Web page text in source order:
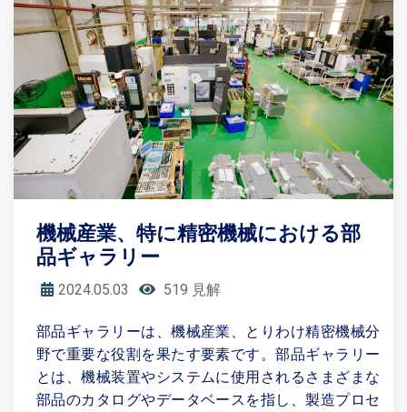
機械産業、特に精密機械における部
品ギャラリー
2024.05.03 519 見解
部品ギャラリーは、機械産業、とりわけ精密機械分
野で重要な役割を果たす要素です。部品ギャラリー
とは、機械装置やシステムに使用されるさまざまな
部品のカタログやデータベースを指し、製造プロセ